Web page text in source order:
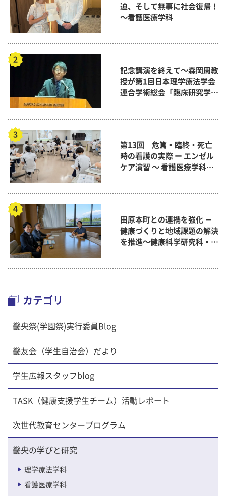
迫、そして無事に社会復帰！
～看護医療学科
記念講演を終えて～森岡周教
授が第1回日本理学療法学会
連合学術総会「臨床研究学術
第13回 危篤・臨終・死亡
時の看護の実際 ー エンゼル
ケア演習 ～ 看護医療学科
田原本町との連携を強化 －
健康づくりと地域課題の解決
を推進～健康科学研究科・ウ
カテゴリ
畿央祭(学園祭)実行委員Blog
畿友会（学生自治会）だより
学生広報スタッフblog
TASK（健康支援学生チーム）活動レポート
次世代教育センタープログラム
畿央の学びと研究
理学療法学科
看護医療学科